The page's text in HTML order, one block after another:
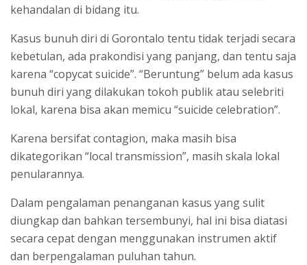
kehandalan di bidang itu.
Kasus bunuh diri di Gorontalo tentu tidak terjadi secara
kebetulan, ada prakondisi yang panjang, dan tentu saja
karena “copycat suicide”. “Beruntung” belum ada kasus
bunuh diri yang dilakukan tokoh publik atau selebriti
lokal, karena bisa akan memicu “suicide celebration”.
Karena bersifat contagion, maka masih bisa
dikategorikan “local transmission”, masih skala lokal
penularannya.
Dalam pengalaman penanganan kasus yang sulit
diungkap dan bahkan tersembunyi, hal ini bisa diatasi
secara cepat dengan menggunakan instrumen aktif
dan berpengalaman puluhan tahun.